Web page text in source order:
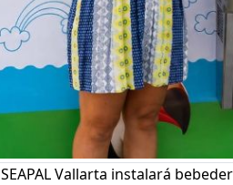
SEAPAL Vallarta instalará